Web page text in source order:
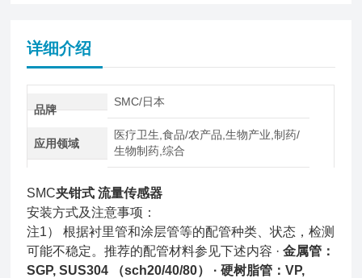
详细介绍
品牌
SMC/日本
应用领域
医疗卫生,食品/农产品,生物产业,制药/
生物制药,综合
SMC夹钳式 流量传感器
安装方式及注意事项：
注1） 根据衬里管和涂层管等的配管种类、状态，检测
可能不稳定。推荐的配管材料参见下述内容 ·金属管：
SGP, SUS304 （sch20/40/80） · 硬树脂管：VP,